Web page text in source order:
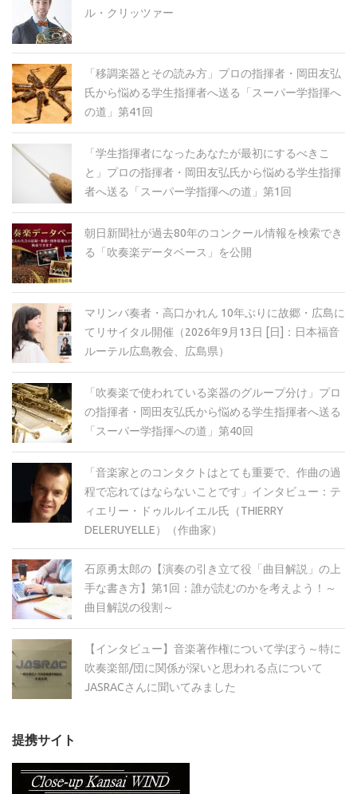
ル・クリッツァー
「移調楽器とその読み方」プロの指揮者・岡田友弘
氏から悩める学生指揮者へ送る「スーパー学指揮へ
の道」第41回
「学生指揮者になったあなたが最初にするべきこ
と」プロの指揮者・岡田友弘氏から悩める学生指揮
者へ送る「スーパー学指揮への道」第1回
朝日新聞社が過去80年のコンクール情報を検索でき
る「吹奏楽データベース」を公開
マリンバ奏者・高口かれん 10年ぶりに故郷・広島に
てリサイタル開催（2026年9月13日 [日]：日本福音
ルーテル広島教会、広島県）
「吹奏楽で使われている楽器のグループ分け」プロ
の指揮者・岡田友弘氏から悩める学生指揮者へ送る
「スーパー学指揮への道」第40回
「音楽家とのコンタクトはとても重要で、作曲の過
程で忘れてはならないことです」インタビュー：テ
ィエリー・ドゥルルイエル氏（THIERRY
DELERUYELLE）（作曲家）
石原勇太郎の【演奏の引き立て役「曲目解説」の上
手な書き方】第1回：誰が読むのかを考えよう！～
曲目解説の役割～
【インタビュー】音楽著作権について学ぼう～特に
吹奏楽部/団に関係が深いと思われる点について
JASRACさんに聞いてみました
提携サイト